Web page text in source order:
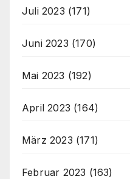
Juli 2023 (171)
Juni 2023 (170)
Mai 2023 (192)
April 2023 (164)
März 2023 (171)
Februar 2023 (163)